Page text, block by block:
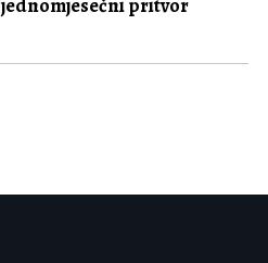
jednomjesečni pritvor